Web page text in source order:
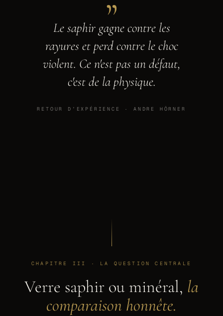
Le saphir gagne contre les
rayures et perd contre le choc
violent. Ce n'est pas un défaut,
c'est de la physique.
RETOUR D’EXPÉRIENCE · ANDRE HÖRNER
CHAPITRE III · LA QUESTION CENTRALE
Verre saphir ou minéral, la
comparaison honnête.